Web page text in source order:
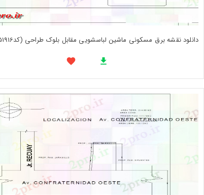
دانلود نقشه برق مسکونی ماشین لباسشویی مقابل بلوک طراحی (کد151916)